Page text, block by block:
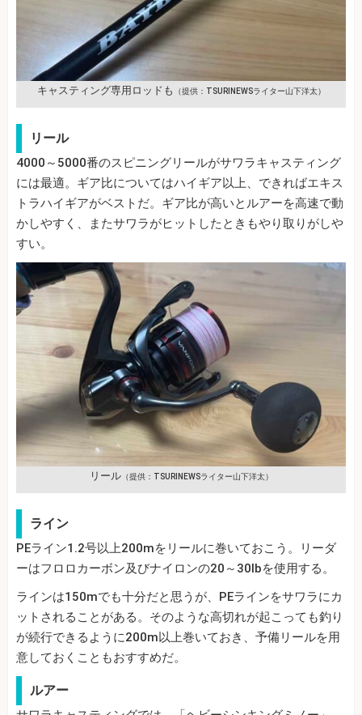
キャスティング専用ロッドも （提供：TSURINEWSライター山下洋太）
リール
4000～5000番のスピニングリールがサワラキャスティング
には最適。ギア比についてはハイギア以上、できればエキス
トラハイギアがベストだ。ギア比が高いとルアーを高速で動
かしやすく、またサワラがヒットしたときもやり取りがしや
すい。
リール（提供：TSURINEWSライター山下洋太）
ライン
PEライン1.2号以上200mをリールに巻いておこう。リーダ
ーはフロロカーボン及びナイロンの20～30lbを使用する。
ラインは150mでも十分だと思うが、PEラインをサワラにカ
ットされることがある。そのような高切れが起こっても釣り
が続行できるように200m以上巻いておき、予備リールを用
意しておくこともおすすめだ。
ルアー